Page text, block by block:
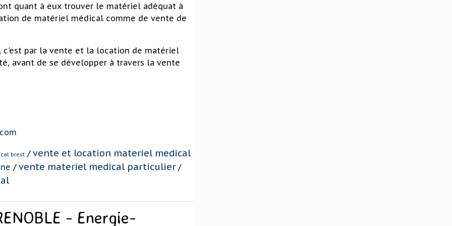
quant à eux trouver le matériel adéquat à
de matériel médical comme de vente de
c'est par la vente et la location de matériel
avant de se développer à travers la vente
brest / vente et location materiel medical
/ vente materiel medical particulier/
- Energie-